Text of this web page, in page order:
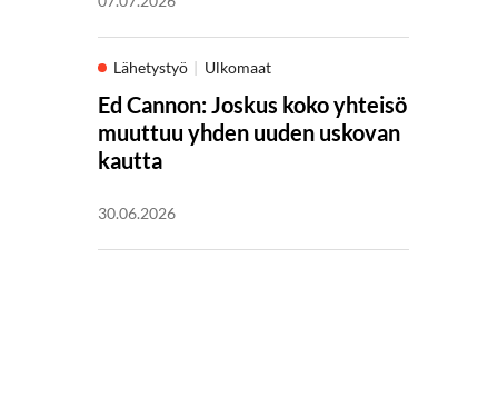
Lähetystyö Ulkomaat
Ed Cannon: Joskus koko yhteisö
muuttuu yhden uuden uskovan
kautta
30.06.2026